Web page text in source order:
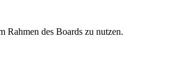
Rahmen des Boards zu nutzen.